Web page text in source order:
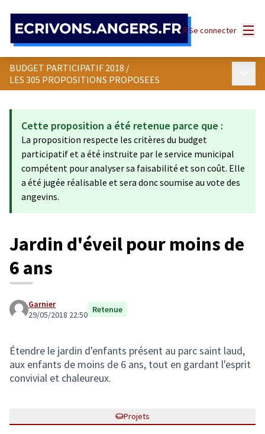
Se connecter
BUDGET PARTICIPATIF 2018 /
LES 305 PROPOSITIONS PROPOSEES
Cette proposition a été retenue parce que :
La proposition respecte les critères du budget
participatif et a été instruite par le service municipal
compétent pour analyser sa faisabilité et son coût. Elle
a été jugée réalisable et sera donc soumise au vote des
angevins.
Jardin d'éveil pour moins de
6 ans
Garnier
29/05/2018 22:50 Retenue
Étendre le jardin d'enfants présent au parc saint laud,
aux enfants de moins de 6 ans, tout en gardant l'esprit
convivial et chaleureux.
Projets